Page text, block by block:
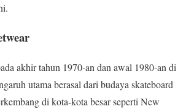
akhir tahun 1970-an dan awal 1980-an di
utama berasal dari budaya skateboard
di kota-kota besar seperti New